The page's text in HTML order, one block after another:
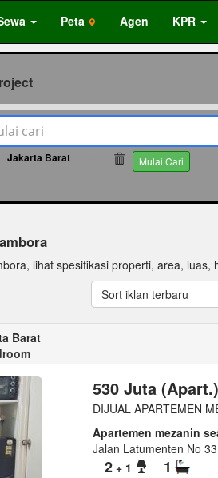
Peta Agen KPR
Jakarta Barat Mulai Cari
lihat spesifikasi properti, area,
Sort iklan terbaru
Barat
530 Juta (Apart.)
DIJUAL APARTEMEN
Apartemen mezanin
Jalan Latumenten No
2 + 1 1